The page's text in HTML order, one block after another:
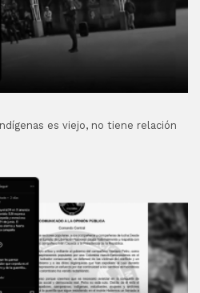
es viejo, no tiene relación